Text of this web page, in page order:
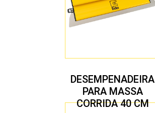
DESEMPENADEIRA
PARA MASSA
CORRIDA 40 CM